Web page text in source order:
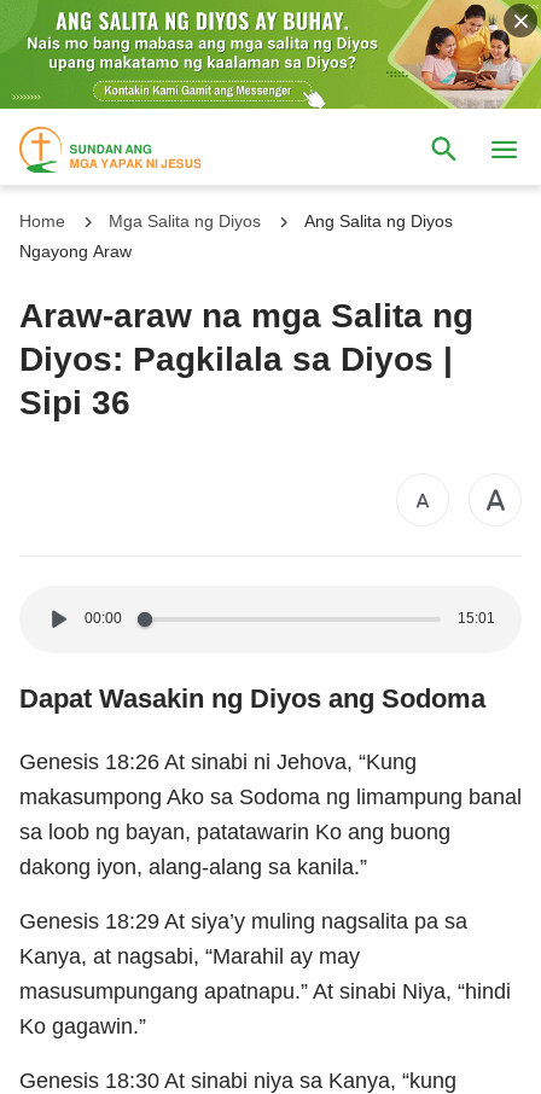
Home Mga Salita ng Diyos
Ang Salita ng Diyos
Ngayong Araw
Araw-araw na mga Salita ng
Diyos: Pagkilala sa Diyos |
Sipi 36
00:00 15:01
Dapat Wasakin ng Diyos ang Sodoma
Genesis 18:26 At sinabi ni Jehova, “Kung
makasumpong Ako sa Sodoma ng limampung banal
sa loob ng bayan, patatawarin Ko ang buong
dakong iyon, alang-alang sa kanila.”
Genesis 18:29 At siya’y muling nagsalita pa sa
Kanya, at nagsabi, “Marahil ay may
masusumpungang apatnapu.” At sinabi Niya, “hindi
Ko gagawin.”
Genesis 18:30 At sinabi niya sa Kanya, “kung